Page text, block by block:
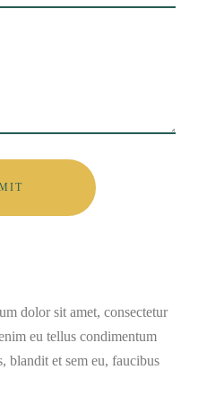
dolor sit amet, consectetur
eu tellus condimentum
blandit et sem eu, faucibus